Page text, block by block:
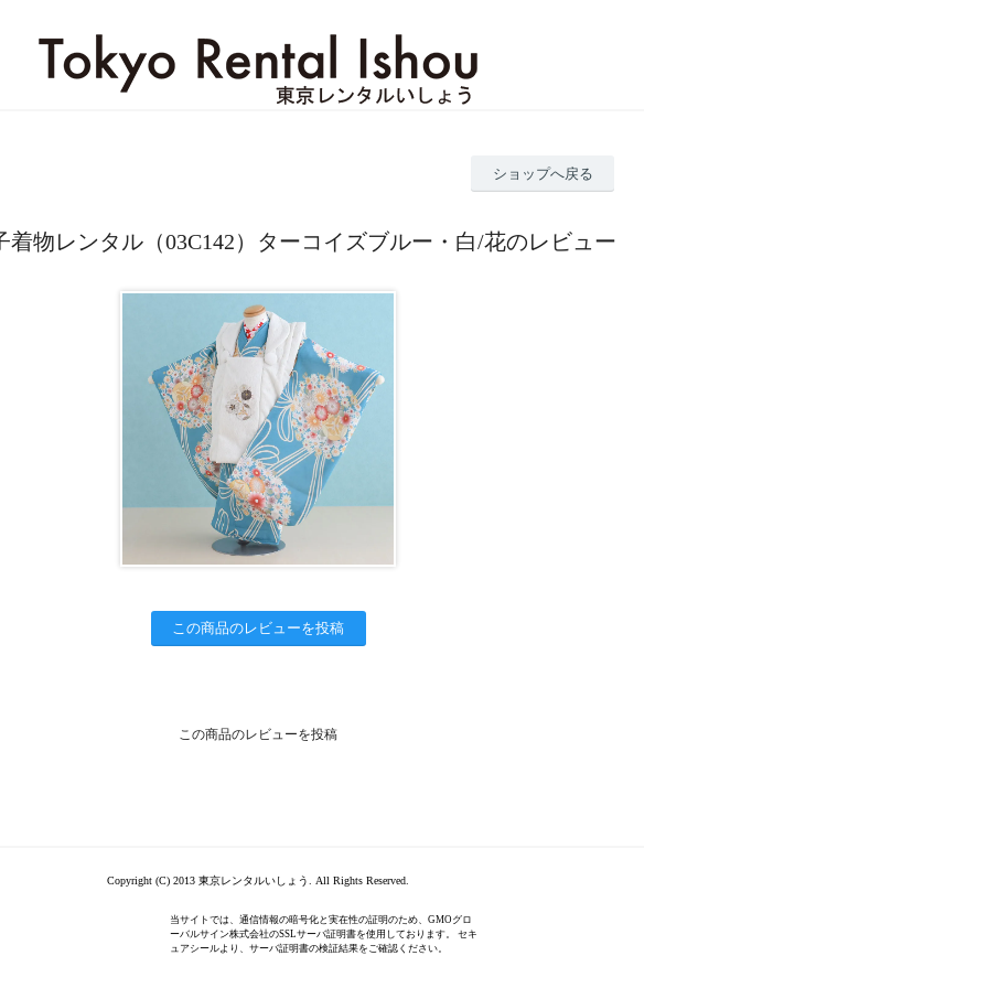
ショップへ戻る
着物レンタル（03C142）ターコイズブルー・白/花のレビュー
この商品のレビューを投稿
この商品のレビューを投稿
Copyright (C) 2013 東京レンタルいしょう. All Rights Reserved.
当サイトでは、通信情報の暗号化と実在性の証明のため、GMOグロ
ーバルサイン株式会社のSSLサーバ証明書を使用しております。 セキ
ュアシールより、サーバ証明書の検証結果をご確認ください。